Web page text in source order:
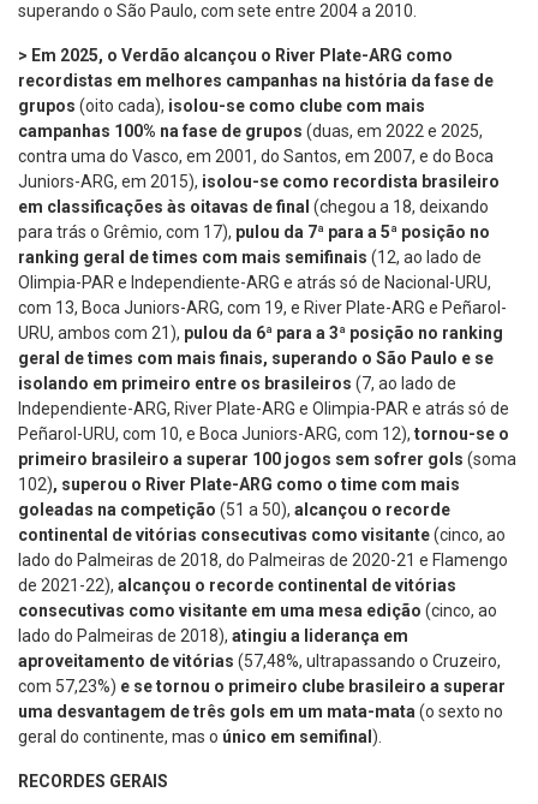
superando o São Paulo, com sete entre 2004 a 2010.
> Em 2025, o Verdão alcançou o River Plate-ARG como
recordistas em melhores campanhas na história da fase de
grupos (oito cada), isolou-se como clube com mais
campanhas 100% na fase de grupos (duas, em 2022 e 2025,
contra uma do Vasco, em 2001, do Santos, em 2007, e do Boca
Juniors-ARG, em 2015), isolou-se como recordista brasileiro
em classificações às oitavas de final (chegou a 18, deixando
para trás o Grêmio, com 17), pulou da 7ª para a 5ª posição no
ranking geral de times com mais semifinais (12, ao lado de
Olimpia-PAR e Independiente-ARG e atrás só de Nacional-URU,
com 13, Boca Juniors-ARG, com 19, e River Plate-ARG e Peñarol-
URU, ambos com 21), pulou da 6ª para a 3ª posição no ranking
geral de times com mais finais, superando o São Paulo e se
isolando em primeiro entre os brasileiros (7, ao lado de
Independiente-ARG, River Plate-ARG e Olimpia-PAR e atrás só de
Peñarol-URU, com 10, e Boca Juniors-ARG, com 12), tornou-se o
primeiro brasileiro a superar 100 jogos sem sofrer gols (soma
102), superou o River Plate-ARG como o time com mais
goleadas na competição (51 a 50), alcançou o recorde
continental de vitórias consecutivas como visitante(cinco, ao
lado do Palmeiras de 2018, do Palmeiras de 2020-21 e Flamengo
de 2021-22), alcançou o recorde continental de vitórias
consecutivas como visitante em uma mesa edição (cinco, ao
lado do Palmeiras de 2018), atingiu a liderança em
aproveitamento de vitórias (57,48%, ultrapassando o Cruzeiro,
com 57,23%) e se tornou o primeiro clube brasileiro a superar
uma desvantagem de três gols em um mata-mata (o sexto no
geral do continente, mas o único em semifinal ).
RECORDES GERAIS